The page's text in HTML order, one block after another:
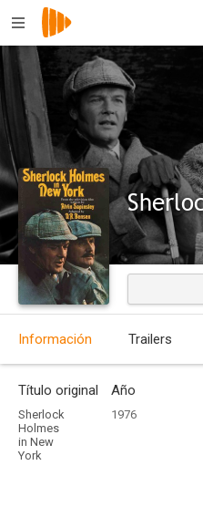
Información Trailers
Título original
Sherlock
Holmes
in New
York
Año
1976